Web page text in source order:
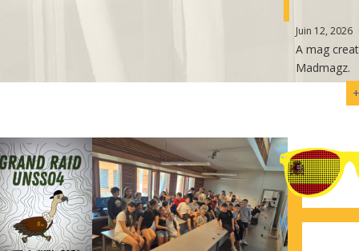
Juin 12, 2026
A mag
Madmagz.